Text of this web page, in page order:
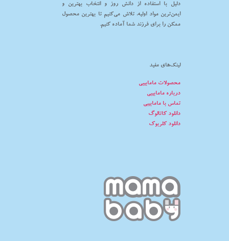
دلیل با استفاده از دانش روز و انتخاب بهترین و
ایمن‌ترین مواد اولیه، تلاش می‌کنیم تا بهترین محصول
ممکن را برای فرزند شما آماده کنیم.
لینک‌های مفید
محصولات مامابیبی
درباره مامابیبی
تماس با مامابیبی
دانلود کاتالوگ
دانلود کلربوک